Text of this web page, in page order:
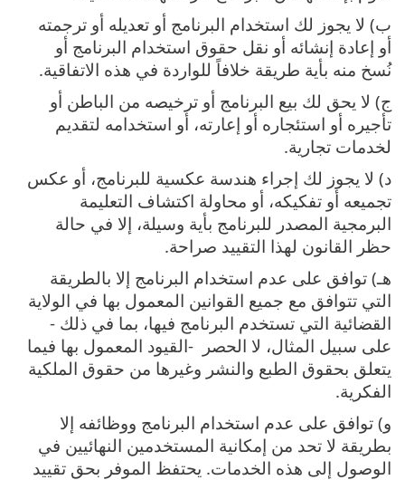
ب) ‎لا يجوز لك استخدام البرنامج أو تعديله أو ترجمته
أو إعادة إنشائه أو نقل حقوق استخدام البرنامج أو
نُسخ منه بأية طريقة خلافاً للواردة في هذه الاتفاقية‎.
ج) ‎لا يحق لك بيع البرنامج أو ترخيصه من الباطن أو
تأجيره أو استئجاره أو إعارته، أو استخدامه لتقديم
لخدمات تجارية‎.
د) ‎لا يجوز لك إجراء هندسة عكسية للبرنامج، أو عكس
تجميعه أو تفكيكه، أو محاولة اكتشاف التعليمة
البرمجية المصدر للبرنامج بأية وسيلة، إلا في حالة
حظر القانون لهذا التقييد صراحة‎.
هـ) ‎توافق على عدم استخدام البرنامج إلا بالطريقة
التي تتوافق مع جميع القوانين المعمول بها في الولاية
القضائية التي تستخدم البرنامج فيها، بما في ذلك ‎-
‎على سبيل المثال، لا الحصر ‎- ‎القيود المعمول بها فيما
يتعلق بحقوق الطبع والنشر وغيرها من حقوق الملكية
الفكرية‎.
و) ‎توافق على عدم استخدام البرنامج ووظائفه إلا
بطريقة لا تحد من إمكانية المستخدمين النهائيين في
الوصول إلى هذه الخدمات‎. يحتفظ الموفر بحق تقييد